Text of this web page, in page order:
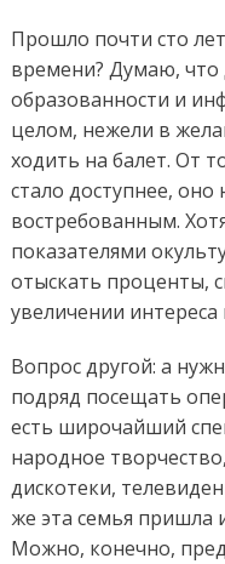
Прошло почти сто
времени? Думаю,
образованности и
целом, нежели в
ходить на балет. От
стало доступнее, оно
востребованным.
показателями
отыскать проценты,
увеличении интереса
Вопрос другой: а
подряд посещать
есть широчайший
народное
дискотеки,
же эта семья пришла
Можно, конечно,